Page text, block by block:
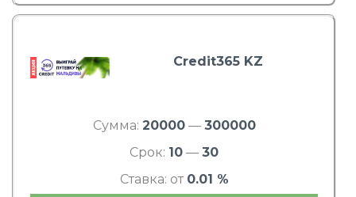
Credit365 KZ
Сумма: 20000— 300000
Срок: 10 — 30
Ставка: от 0.01 %